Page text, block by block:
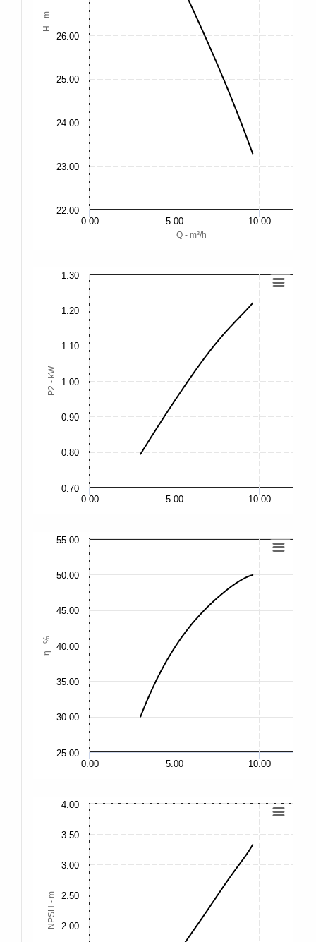
Q - m³/h
H - m
0.00 5.00 10.00
22.00
23.00
24.00
25.00
26.00
P2 - kW
0.00 5.00 10.00
0.80
0.90
1.00
1.10
1.20
1.30
0.70
η - %
0.00 5.00 10.00
30.00
35.00
40.00
45.00
50.00
55.00
25.00
NPSH - m 2.00
2.50
3.00
3.50
4.00